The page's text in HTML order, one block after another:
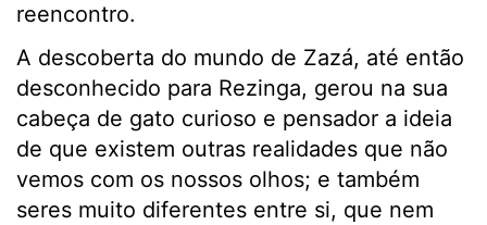
reencontro.
A descoberta do mundo de Zazá, até então
desconhecido para Rezinga, gerou na sua
cabeça de gato curioso e pensador a ideia
de que existem outras realidades que não
vemos com os nossos olhos; e também
seres muito diferentes entre si, que nem